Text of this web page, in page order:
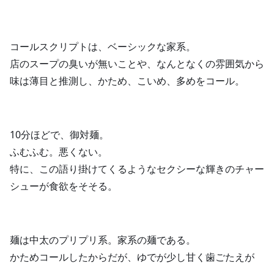
コールスクリプトは、ベーシックな家系。
店のスープの臭いが無いことや、なんとなくの雰囲気から
味は薄目と推測し、かため、こいめ、多めをコール。
10分ほどで、御対麺。
ふむふむ。悪くない。
特に、この語り掛けてくるようなセクシーな輝きのチャー
シューが食欲をそそる。
麺は中太のプリプリ系。家系の麺である。
かためコールしたからだが、ゆでが少し甘く歯ごたえが